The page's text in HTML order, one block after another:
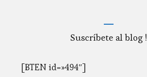
Suscríbete al blog !
[BTEN id=»494″]